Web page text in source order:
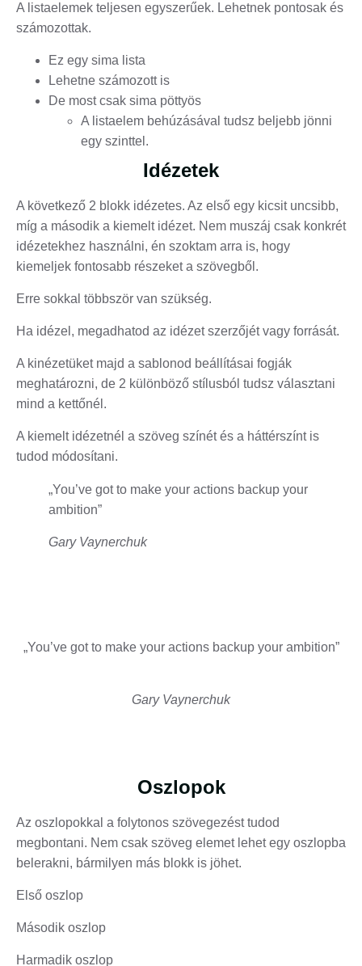
A listaelemek teljesen egyszerűek. Lehetnek pontosak és
számozottak.
Ez egy sima lista
Lehetne számozott is
De most csak sima pöttyös
A listaelem behúzásával tudsz beljebb jönni
egy szinttel.
Idézetek
A következő 2 blokk idézetes. Az első egy kicsit uncsibb,
míg a második a kiemelt idézet. Nem muszáj csak konkrét
idézetekhez használni, én szoktam arra is, hogy
kiemeljek fontosabb részeket a szövegből.
Erre sokkal többször van szükség.
Ha idézel, megadhatod az idézet szerzőjét vagy forrását.
A kinézetüket majd a sablonod beállításai fogják
meghatározni, de 2 különböző stílusból tudsz választani
mind a kettőnél.
A kiemelt idézetnél a szöveg színét és a háttérszínt is
tudod módosítani.
„You’ve got to make your actions backup your
ambition”
Gary Vaynerchuk
„You’ve got to make your actions backup your ambition”
Gary Vaynerchuk
Oszlopok
Az oszlopokkal a folytonos szövegezést tudod
megbontani. Nem csak szöveg elemet lehet egy oszlopba
belerakni, bármilyen más blokk is jöhet.
Első oszlop
Második oszlop
Harmadik oszlop